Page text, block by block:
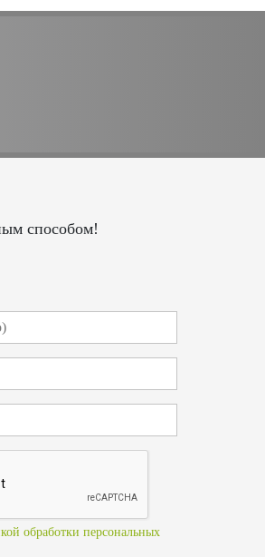
способом!
обработки персональных